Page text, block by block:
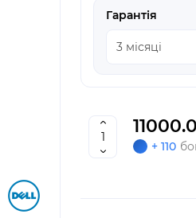
Гарантія
+ 110